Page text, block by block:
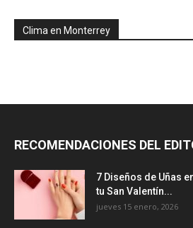
Clima en Monterrey
RECOMENDACIONES DEL
7 Diseños de Uñas
tu San Valentín...
jueves 15 enero, 2026